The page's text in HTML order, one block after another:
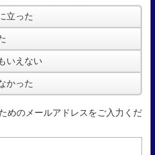
立った
いえない
かった
めのメールアドレスをご入力くだ